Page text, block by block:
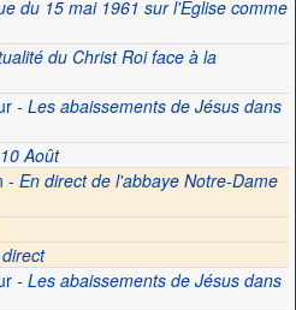
du 15 mai 1961 sur l'Église comme
du Christ Roi face à la
- Les abaissements de Jésus dans
Août
- En direct de l'abbaye Notre-Dame
- Les abaissements de Jésus dans